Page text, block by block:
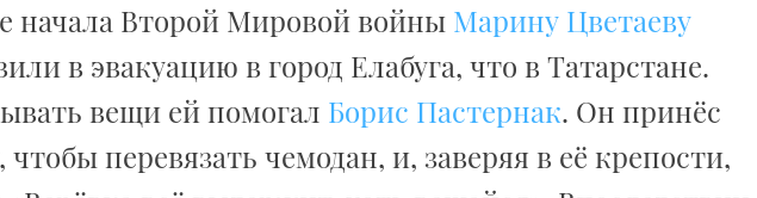
начала Второй Мировой войны Марину Цветаеву
в эвакуацию в город Елабуга, что в Татарстане.
вещи ей помогал Борис Пастернак. Он принёс
чтобы перевязать чемодан, и, заверяя в её крепости,